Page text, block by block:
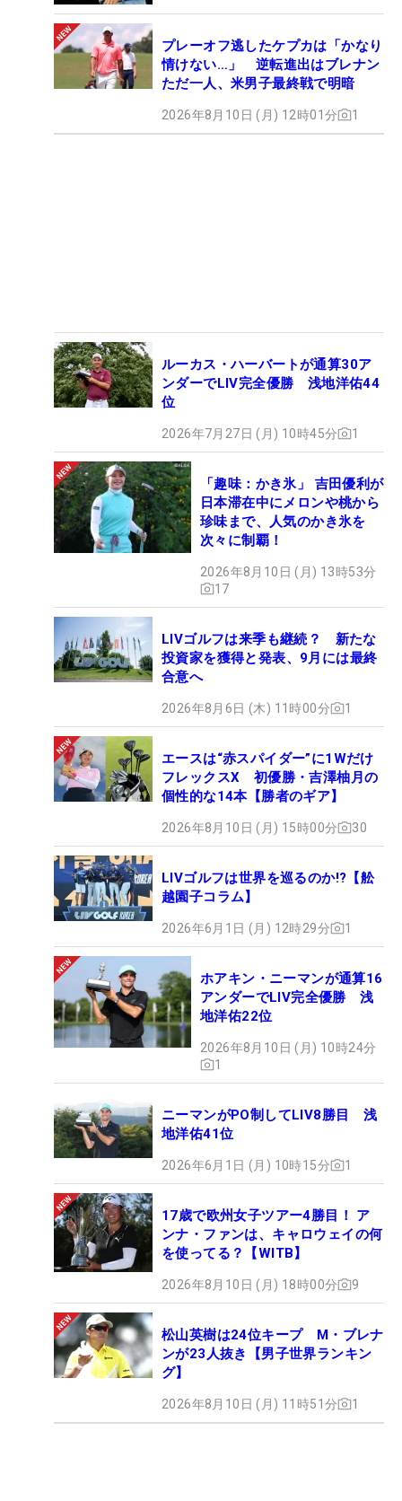
プレーオフ逃したケプカは「かなり
情けない…」 逆転進出はブレナン
ただ一人、米男子最終戦で明暗
2026年8月10日 (月) 12時01分 1
ルーカス・ハーバートが通算30ア
ンダーでLIV完全優勝 浅地洋佑44
位
2026年7月27日 (月) 10時45分 1
「趣味：かき氷」 吉田優利が
日本滞在中にメロンや桃から
珍味まで、人気のかき氷を
次々に制覇！
2026年8月10日 (月) 13時53分
17
LIVゴルフは来季も継続？ 新たな
投資家を獲得と発表、9月には最終
合意へ
2026年8月6日 (木) 11時00分 1
エースは“赤スパイダー”に1Wだけ
フレックスX 初優勝・吉澤柚月の
個性的な14本【勝者のギア】
2026年8月10日 (月) 15時00分 30
LIVゴルフは世界を巡るのか!?【舩
越園子コラム】
2026年6月1日 (月) 12時29分 1
ホアキン・ニーマンが通算16
アンダーでLIV完全優勝 浅
地洋佑22位
2026年8月10日 (月) 10時24分
1
ニーマンがPO制してLIV8勝目 浅
地洋佑41位
2026年6月1日 (月) 10時15分 1
17歳で欧州女子ツアー4勝目！ ア
ンナ・ファンは、キャロウェイの何
を使ってる？【WITB】
2026年8月10日 (月) 18時00分 9
松山英樹は24位キープ M・ブレナ
ンが23人抜き【男子世界ランキン
グ】
2026年8月10日 (月) 11時51分 1